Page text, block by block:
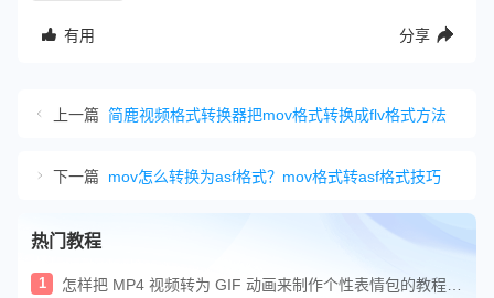
有用 分享
上一篇 简鹿视频格式转换器把mov格式转换成flv格式方法
下一篇 mov怎么转换为asf格式？mov格式转asf格式技巧
热门教程
1
怎样把 MP4 视频转为 GIF 动画来制作个性表情包的教程来